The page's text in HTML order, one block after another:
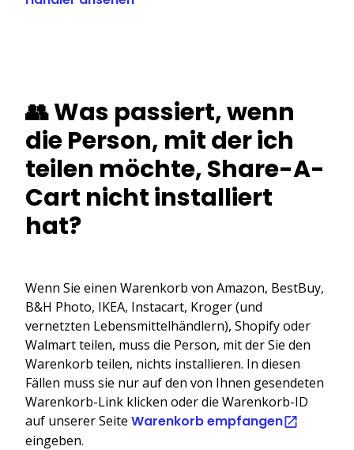
👥 Was passiert, wenn
die Person, mit der ich
teilen möchte, Share-A-
Cart nicht installiert
hat?
Wenn Sie einen Warenkorb von Amazon, BestBuy,
B&H Photo, IKEA, Instacart, Kroger (und
vernetzten Lebensmittelhändlern), Shopify oder
Walmart teilen, muss die Person, mit der Sie den
Warenkorb teilen, nichts installieren. In diesen
Fällen muss sie nur auf den von Ihnen gesendeten
Warenkorb-Link klicken oder die Warenkorb-ID
auf unserer Seite Warenkorb empfangen
eingeben.